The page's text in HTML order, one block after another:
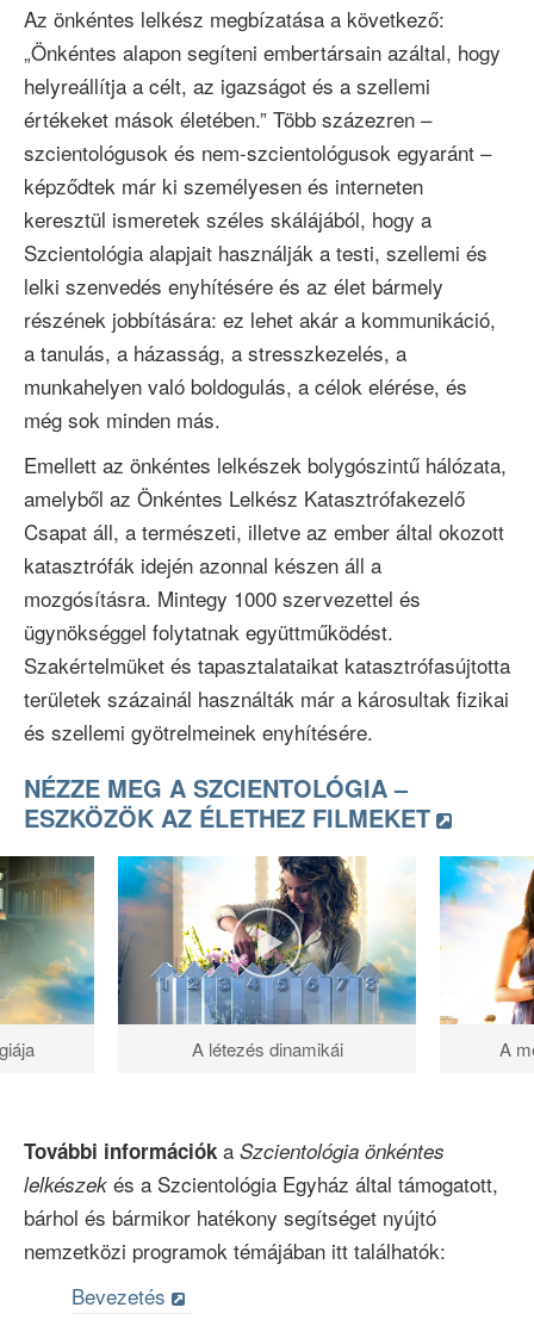
Az önkéntes lelkész megbízatása a következő:
„Önkéntes alapon segíteni embertársain azáltal, hogy
helyreállítja a célt, az igazságot és a szellemi
értékeket mások életében.” Több százezren –
szcientológusok és nem-szcientológusok egyaránt –
képződtek már ki személyesen és interneten
keresztül ismeretek széles skálájából, hogy a
Szcientológia alapjait használják a testi, szellemi és
lelki szenvedés enyhítésére és az élet bármely
részének jobbítására: ez lehet akár a kommunikáció,
a tanulás, a házasság, a stresszkezelés, a
munkahelyen való boldogulás, a célok elérése, és
még sok minden más.
Emellett az önkéntes lelkészek bolygószintű hálózata,
amelyből az Önkéntes Lelkész Katasztrófakezelő
Csapat áll, a természeti, illetve az ember által okozott
katasztrófák idején azonnal készen áll a
mozgósításra. Mintegy 1000 szervezettel és
ügynökséggel folytatnak együttműködést.
Szakértelmüket és tapasztalataikat katasztrófasújtotta
területek százainál használták már a károsultak fizikai
és szellemi gyötrelmeinek enyhítésére.
NÉZZE MEG A SZCIENTOLÓGIA –
ESZKÖZÖK AZ ÉLETHEZ FILMEKET
A létezés dinamikái A
További információk a Szcientológia önkéntes
lelkészek és a Szcientológia Egyház által támogatott,
bárhol és bármikor hatékony segítséget nyújtó
nemzetközi programok témájában itt találhatók:
Bevezetés